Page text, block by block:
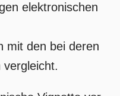
elektronischen
mit den bei deren
vergleicht.